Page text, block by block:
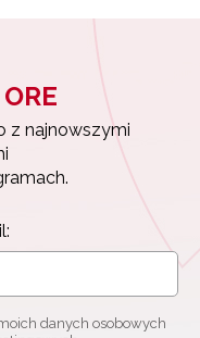
z najnowszymi
danych osobowych
moich danych